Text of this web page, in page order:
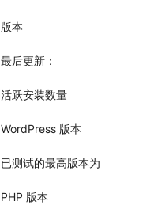
额
外
信
息
版本
最后更新：
活跃安装数量
WordPress 版本
已测试的最高版本为
PHP 版本